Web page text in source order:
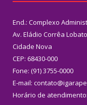
End.: Complexo
Av. Eládio Corrêa
Cidade Nova
CEP: 68430-000
Fone: (91) 3755-0000
E-mail:
Horário de